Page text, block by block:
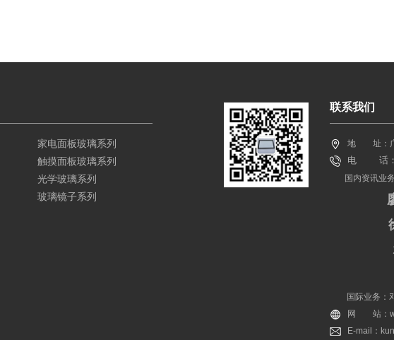
家电面板玻璃系列
触摸面板玻璃系列
光学玻璃系列
玻璃镜子系列
联系我们
地 址：广
电 话：
国内资讯业务
林先
国际业务：
网 站：
E-mail：